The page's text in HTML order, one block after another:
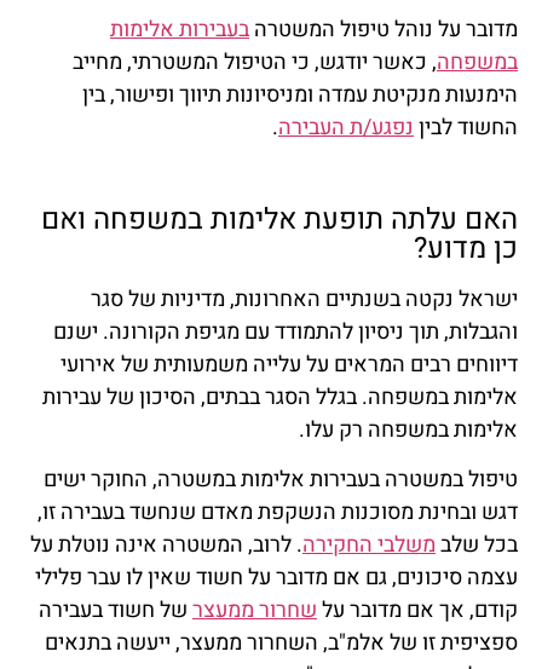
מדובר על נוהל טיפול המשטרהבעבירות אלימות
במשפחה, כאשר יודגש, כי הטיפול המשטרתי, מחייב
הימנעות מנקיטת עמדה ומניסיונות תיווך ופישור, בין
החשוד לביןנפגע/ת העבירה.
האם עלתה תופעת אלימות במשפחה ואם
כן מדוע?
ישראל נקטה בשנתיים האחרונות, מדיניות של סגר
והגבלות, תוך ניסיון להתמודד עם מגיפת הקורונה. ישנם
דיווחים רבים המראים על עלייה משמעותית של אירועי
אלימות במשפחה. בגלל הסגר בבתים, הסיכון של עבירות
אלימות במשפחה רק עלו.
טיפול במשטרה בעבירות אלימות במשטרה, החוקר ישים
דגש ובחינת מסוכנות הנשקפת מאדם שנחשד בעבירה זו,
בכל שלבמשלבי החקירה. לרוב, המשטרה אינה נוטלת על
עצמה סיכונים, גם אם מדובר על חשוד שאין לו עבר פלילי
קודם, אך אם מדובר עלשחרור ממעצרשל חשוד בעבירה
ספציפית זו של אלמ"ב, השחרור ממעצר, ייעשה בתנאים